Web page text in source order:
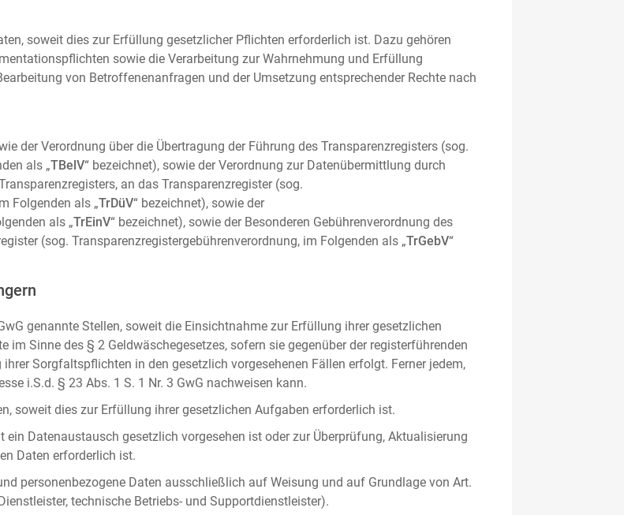
soweit dies zur Erfüllung gesetzlicher Pflichten erforderlich ist. Dazu gehören
sowie die Verarbeitung zur Wahrnehmung und Erfüllung
von Betroffenenanfragen und der Umsetzung entsprechender Rechte nach
der Verordnung über die Übertragung der Führung des Transparenzregisters (sog.
als „TBelV“ bezeichnet), sowie der Verordnung zur Datenübermittlung durch
an das Transparenzregister (sog.
Folgenden als „TrDüV“ bezeichnet), sowie der
als „TrEinV“ bezeichnet), sowie der Besonderen Gebührenverordnung des
(sog. Transparenzregistergebührenverordnung, im Folgenden als „TrGebV“
genannte Stellen, soweit die Einsichtnahme zur Erfüllung ihrer gesetzlichen
Sinne des § 2 Geldwäschegesetzes, sofern sie gegenüber der registerführenden
Sorgfaltspflichten in den gesetzlich vorgesehenen Fällen erfolgt. Ferner jedem,
i.S.d. § 23 Abs. 1 S. 1 Nr. 3 GwG nachweisen kann.
soweit dies zur Erfüllung ihrer gesetzlichen Aufgaben erforderlich ist.
Datenaustausch gesetzlich vorgesehen ist oder zur Überprüfung, Aktualisierung
Daten erforderlich ist.
personenbezogene Daten ausschließlich auf Weisung und auf Grundlage von Art.
technische Betriebs- und Supportdienstleister).